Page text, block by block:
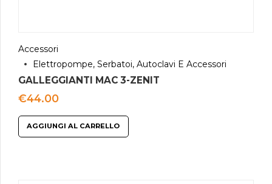
Accessori
Elettropompe, Serbatoi, Autoclavi E Accessori
GALLEGGIANTI MAC 3-ZENIT
€44.00
AGGIUNGI AL CARRELLO